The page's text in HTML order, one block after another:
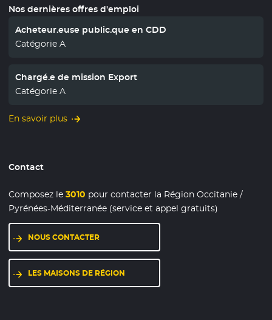
Nos dernières offres d'emploi
Acheteur.euse public.que en CDD
Catégorie A
Chargé.e de mission Export
Catégorie A
En savoir plus
Contact
Composez le3010 pour contacter la Région Occitanie /
Pyrénées-Méditerranée (service et appel gratuits)
NOUS CONTACTER
LES MAISONS DE RÉGION